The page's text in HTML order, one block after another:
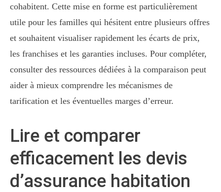
cohabitent. Cette mise en forme est particulièrement
utile pour les familles qui hésitent entre plusieurs offres
et souhaitent visualiser rapidement les écarts de prix,
les franchises et les garanties incluses. Pour compléter,
consulter des ressources dédiées à la comparaison peut
aider à mieux comprendre les mécanismes de
tarification et les éventuelles marges d’erreur.
Lire et comparer
efficacement les devis
d’assurance habitation